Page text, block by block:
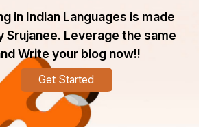
हमें क्या सिला दिया,
दिल को छू गया।"
in Indian Languages is made
Srujanee. Leverage the same
Write your blog now!!
Get Started